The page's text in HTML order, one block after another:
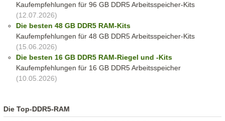
Kaufempfehlungen für 96 GB DDR5 Arbeitsspeicher-Kits
(12.07.2026)
Die besten 48 GB DDR5 RAM-Kits
Kaufempfehlungen für 48 GB DDR5 Arbeitsspeicher-Kits
(15.06.2026)
Die besten 16 GB DDR5 RAM-Riegel und -Kits
Kaufempfehlungen für 16 GB DDR5 Arbeitsspeicher
(10.05.2026)
Die Top-DDR5-RAM